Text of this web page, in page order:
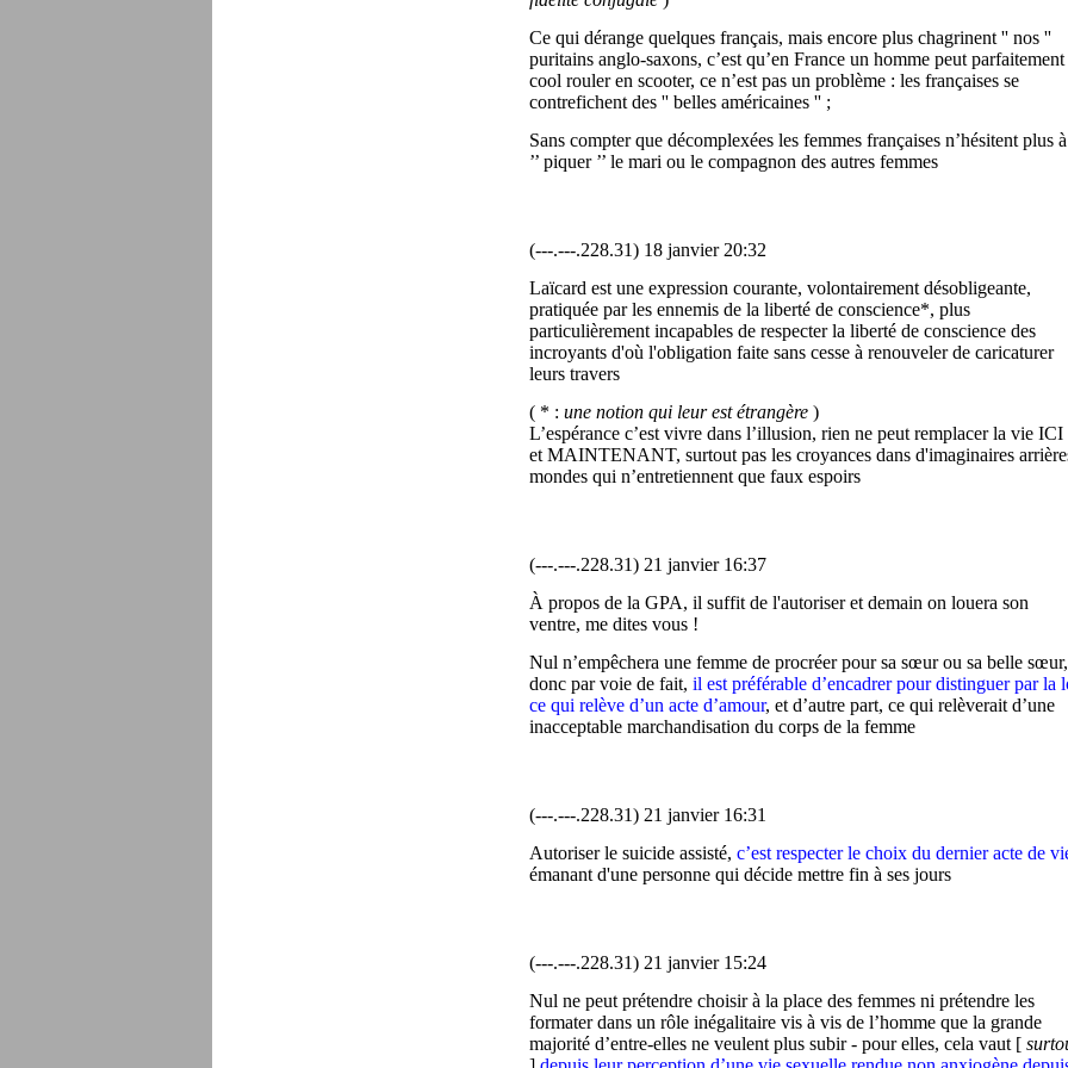
Ce qui dérange quelques français, mais encore plus chagrinent '' nos ''
puritains anglo-saxons, c’est qu’en France un homme peut parfaitement
cool rouler en scooter, ce n’est pas un problème : les françaises se
contrefichent des '' belles américaines '' ;
Sans compter que décomplexées les femmes françaises n’hésitent plus à
’’ piquer ’’ le mari ou le compagnon des autres femmes
(---.---.228.31) 18 janvier 20:32
Laïcard est une expression courante, volontairement désobligeante,
pratiquée par les ennemis de la liberté de conscience*, plus
particulièrement incapables de respecter la liberté de conscience des
incroyants d'où l'obligation faite sans cesse à renouveler de caricaturer
leurs travers
( * : une notion qui leur est étrangère )
L’espérance c’est vivre dans l’illusion, rien ne peut remplacer la vie ICI
et MAINTENANT, surtout pas les croyances dans d'imaginaires
mondes qui n’entretiennent que faux espoirs
(---.---.228.31) 21 janvier 16:37
À propos de la GPA, il suffit de l'autoriser et demain on louera son
ventre, me dites vous !
Nul n’empêchera une femme de procréer pour sa sœur ou sa belle sœur,
donc par voie de fait, il est préférable d’encadrer pour distinguer par la
ce qui relève d’un acte d’amour, et d’autre part, ce qui relèverait d’une
inacceptable marchandisation du corps de la femme
(---.---.228.31) 21 janvier 16:31
Autoriser le suicide assisté, c’est respecter le choix du dernier acte de
émanant d'une personne qui décide mettre fin à ses jours
(---.---.228.31) 21 janvier 15:24
Nul ne peut prétendre choisir à la place des femmes ni prétendre les
formater dans un rôle inégalitaire vis à vis de l’homme que la grande
majorité d’entre-elles ne veulent plus subir - pour elles, cela vaut [